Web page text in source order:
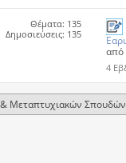
Θέματα: 135
Δημοσιεύσεις: 135
από
4
Μεταπτυχιακών Σπουδών